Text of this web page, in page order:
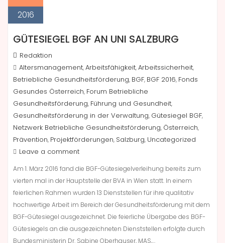
2016
GÜTESIEGEL BGF AN UNI SALZBURG
Redaktion
Altersmanagement,Arbeitsfähigkeit,Arbeitssicherheit,
Betriebliche Gesundheitsförderung, BGF, BGF 2016, Fonds
Gesundes Österreich, Forum Betriebliche
Gesundheitsförderung, Führung und Gesundheit,
Gesundheitsförderung in der Verwaltung, Gütesiegel BGF,
Netzwerk Betriebliche Gesundheitsförderung, Österreich,
Prävention, Projektförderungen, Salzburg, Uncategorized
Leave a comment
Am 1. März 2016 fand die BGF-Gütesiegelverleihung bereits zum
vierten mal in der Hauptstelle der BVA in Wien statt. In einem
feierlichen Rahmen wurden 13 Dienststellen für ihre qualitativ
hochwertige Arbeit im Bereich der Gesundheitsförderung mit dem
BGF-Gütesiegel ausgezeichnet. Die feierliche Übergabe des BGF-
Gütesiegels an die ausgezeichneten Dienststellen erfolgte durch
Bundesministerin Dr. Sabine Oberhauser, MAS,…